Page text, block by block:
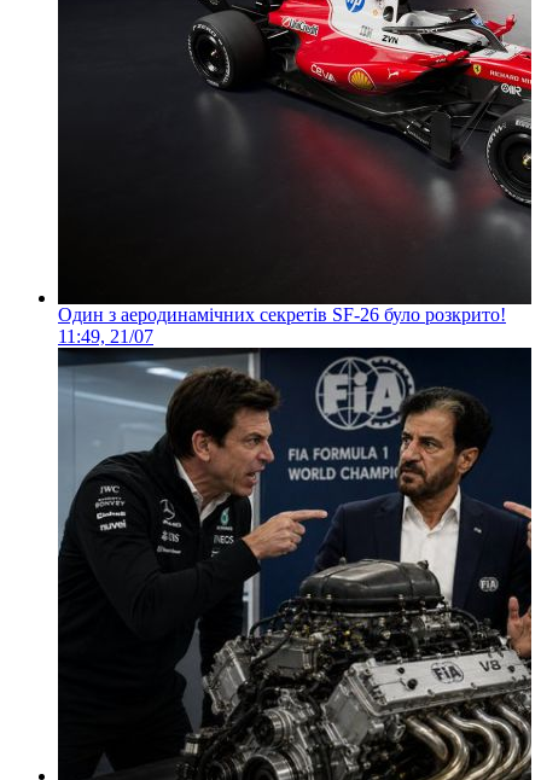
Один з аеродинамічних секретів SF-26 було розкрито!
11:49, 21/07